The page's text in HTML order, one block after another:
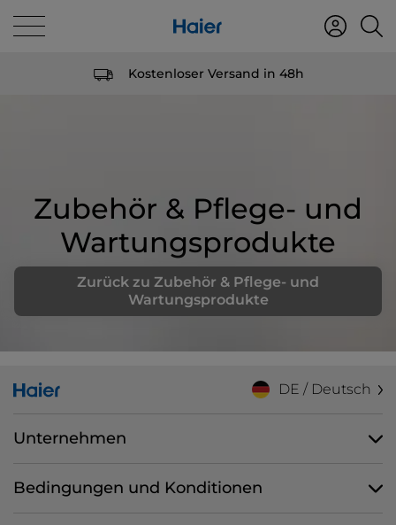
Kostenloser Versand in 48h
Zubehör & Pflege- und
Wartungsprodukte
Zurück zu Zubehör & Pflege- und
Wartungsprodukte
DE / Deutsch
Unternehmen
Bedingungen und Konditionen